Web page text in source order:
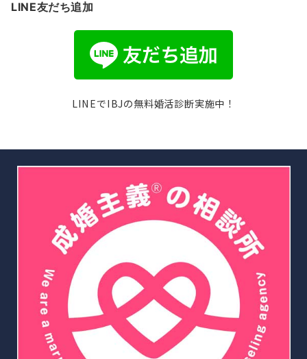
LINE友だち追加
LINEでIBJの無料婚活診断実施中！